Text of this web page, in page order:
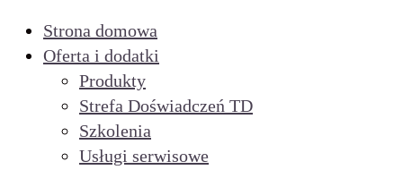
Strona domowa
Oferta i dodatki
Produkty
Strefa Doświadczeń TD
Szkolenia
Usługi serwisowe